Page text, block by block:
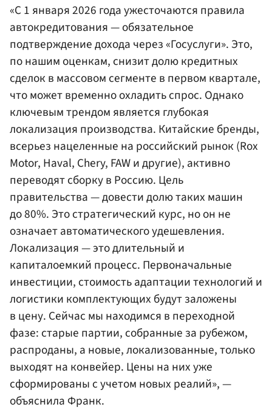
«С 1 января 2026 года ужесточаются правила
автокредитования — обязательное
подтверждение дохода через «Госуслуги». Это,
по нашим оценкам, снизит долю кредитных
сделок в массовом сегменте в первом квартале,
что может временно охладить спрос. Однако
ключевым трендом является глубокая
локализация производства. Китайские бренды,
всерьез нацеленные на российский рынок (Rox
Motor, Haval, Chery, FAW и другие), активно
переводят сборку в Россию. Цель
правительства — довести долю таких машин
до 80%. Это стратегический курс, но он не
означает автоматического удешевления.
Локализация — это длительный и
капиталоемкий процесс. Первоначальные
инвестиции, стоимость адаптации технологий и
логистики комплектующих будут заложены
в цену. Сейчас мы находимся в переходной
фазе: старые партии, собранные за рубежом,
распроданы, а новые, локализованные, только
выходят на конвейер. Цены на них уже
сформированы с учетом новых реалий», —
объяснила Франк.